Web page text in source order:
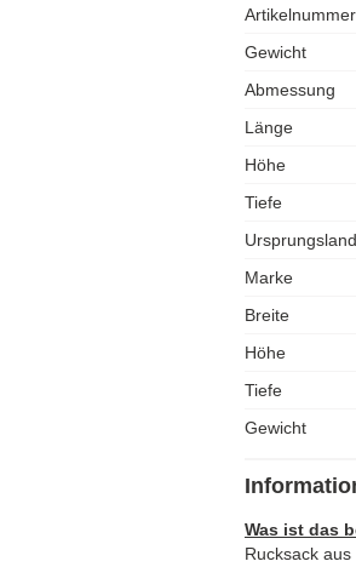
Artikelnummer
Gewicht
Abmessung
Länge
Höhe
Tiefe
Ursprungsland
Marke
Breite
Höhe
Tiefe
Gewicht
Was ist das
Rucksack